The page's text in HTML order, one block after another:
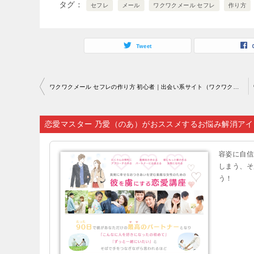
タグ セフレ メール ワクワクメール セフレ 作り方
Tweet
投
ナ
ビ
ゲ
ワクワクメール セフレの作り方 初心者｜出会い系サイト（ワクワクメールなど）に登録するには年齢認証が必須事項となっています…。
恋愛マスター 乃愛（のあ）がおススメするお悩み解消アイ
容姿に自
しまう、
う！